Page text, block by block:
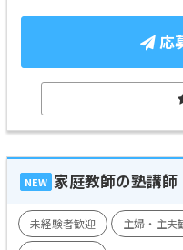
応
NEW 家庭教師の塾講師
未経験者歓迎 主婦・主夫